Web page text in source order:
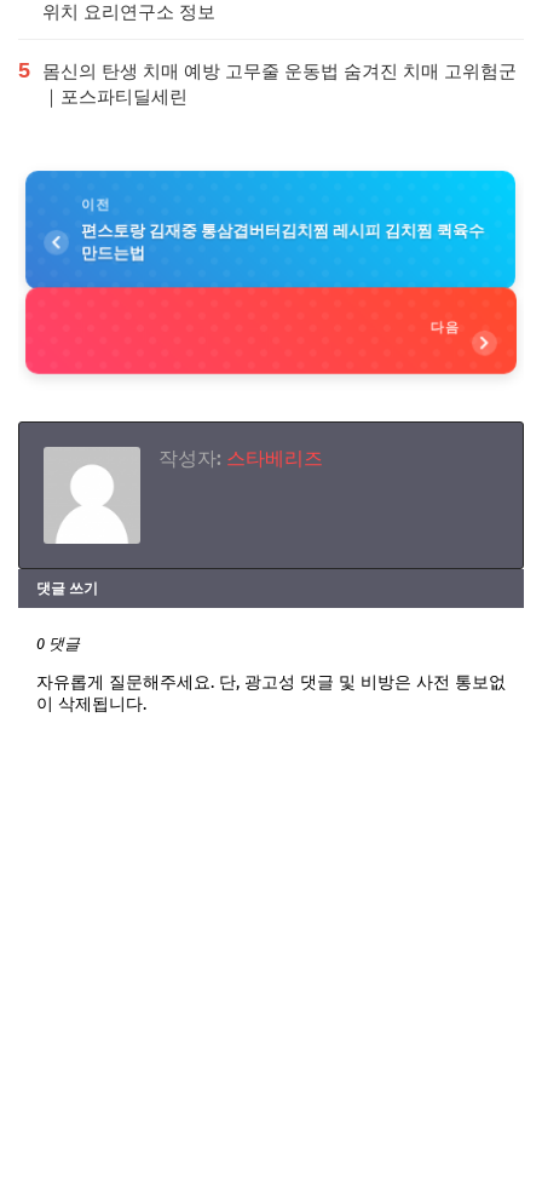
위치 요리연구소 정보
5
몸신의 탄생 치매 예방 고무줄 운동법 숨겨진 치매 고위험군
｜포스파티딜세린
이전
편스토랑 김재중 통삼겹버터김치찜 레시피 김치찜 퀵육수
만드는법
다음
작성자: 스타베리즈
댓글 쓰기
0 댓글
자유롭게 질문해주세요. 단, 광고성 댓글 및 비방은 사전 통보없
이 삭제됩니다.